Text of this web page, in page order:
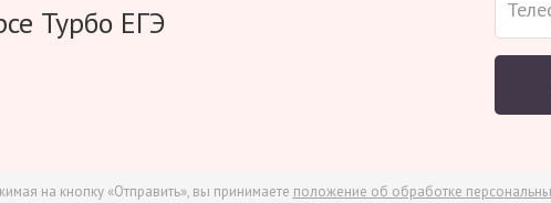
Турбо ЕГЭ
на кнопку «Отправить», вы принимаете положение об обработке